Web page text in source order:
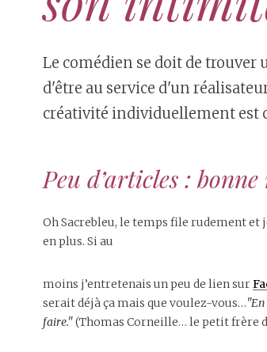
Le comédien se doit de trouver
d'être au service d'un
créativité individuellement est
Peu d’articles :
Oh Sacrebleu, le temps file rudement et
en plus. Si au
moins j’entretenais un peu de lien sur
serait déjà ça mais que voulez-vous…
faire. (Thomas Corneille… le petit frère